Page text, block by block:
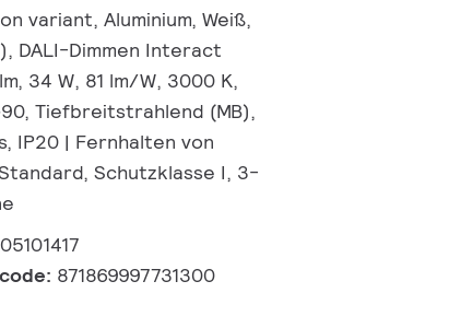
variant, Aluminium, Weiß,
DALI-Dimmen Interact
34 W, 81 lm/W, 3000 K,
Tiefbreitstrahlend (MB),
IP20 | Fernhalten von
Schutzklasse I, 3-
871869997731300